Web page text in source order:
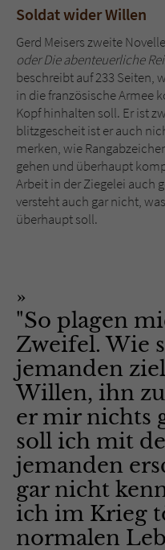
Soldat wider Willen
Gerd Meisers zweite
oder Die abenteuerliche
beschreibt auf 233 Seiten,
in die französische Armee
Kopf hinhalten soll. Er ist
blitzgescheit ist er auch
merken, wie
gehen und überhaupt
Arbeit in der Ziegelei auch
versteht auch gar nicht,
überhaupt soll.
"So plagen
Zweifel. Wie
jemanden
Willen, ihn
er mir nichts
soll ich mit
jemanden
gar nicht
ich im Krieg
normalen